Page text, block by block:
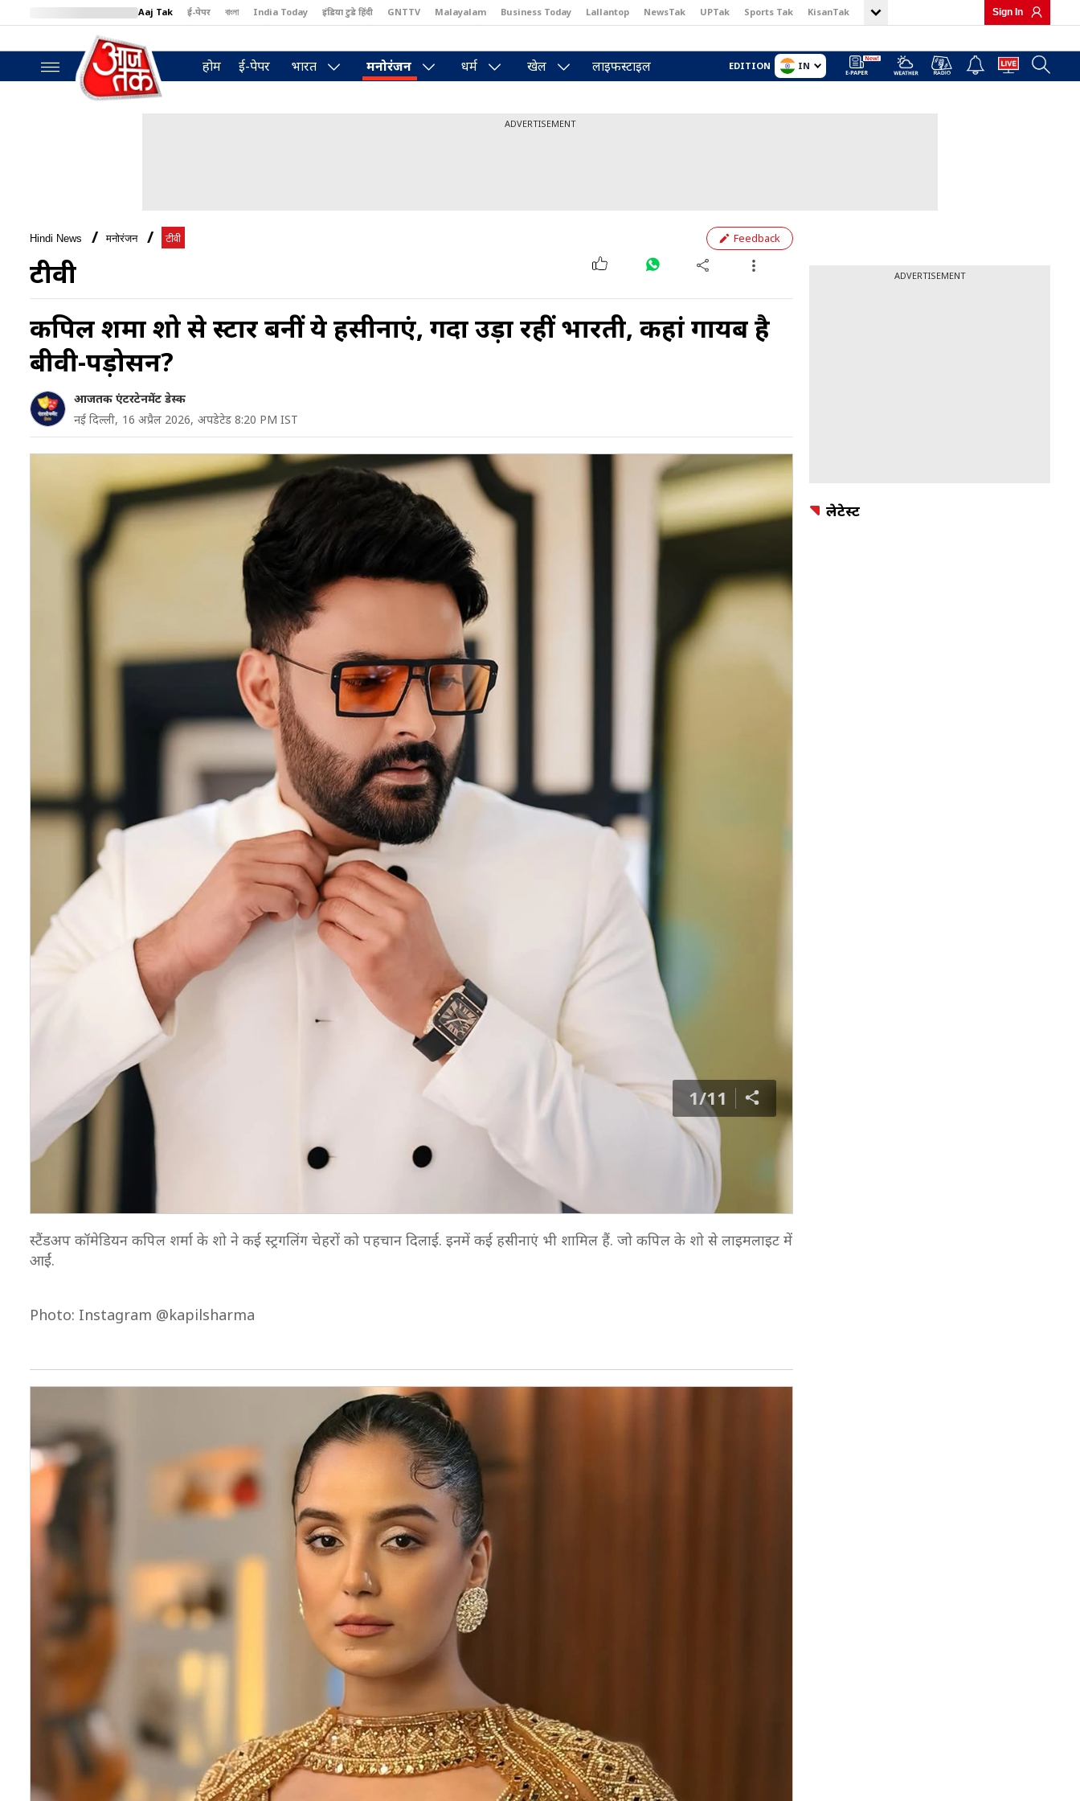
Aaj Tak ई-पेपर বাংলা India Today इंडिया टुडे हिंदी GNTTV Malayalam Business Today Lallantop NewsTak UPTak Sports Tak KisanTak
BT Bazaar
Sign In
होम ई-पेपर भारत मनोरंजन धर्म खेल लाइफस्टाइल EDITION IN
ADVERTISEMENT
Hindi News मनोरंजन टीवी Feedback
टीवी
कपिल शर्मा शो से स्टार बनीं ये हसीनाएं, गर्दा उड़ा रहीं भारती, कहां गायब है
बीवी-पड़ोसन?
आजतक एंटरटेनमेंट डेस्क
नई दिल्ली, 16 अप्रैल 2026, अपडेटेड 8:20 PM IST
1/11
स्टैंडअप कॉमेडियन कपिल शर्मा के शो ने कई स्ट्रगलिंग चेहरों को पहचान दिलाई. इनमें कई हसीनाएं भी शामिल हैं. जो कपिल के शो से लाइमलाइट में
आईं.
Photo: Instagram @kapilsharma
ADVERTISEMENT
लेटेस्ट